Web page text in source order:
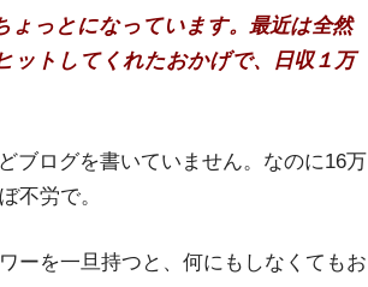
ょっとになっています。最近は全然
ットしてくれたおかげで、日収１万
ブログを書いていません。なのに16万
不労で。
ーを一旦持つと、何にもしなくてもお